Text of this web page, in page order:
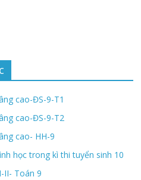
cao-ĐS-9-T1
cao-ĐS-9-T2
cao- HH-9
học trong kì thi tuyển sinh 10
II- Toán 9